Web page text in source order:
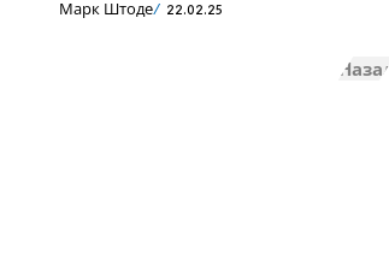
Марк Штоде 22.02.25
Назад